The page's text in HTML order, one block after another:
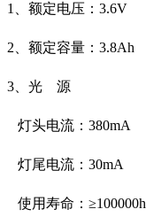
1 、额定电压： 3.6V
2 、额定容量： 3.8Ah
3 、光 源
灯头电流： 380mA
灯尾电流： 30mA
使用寿命：≥100000h